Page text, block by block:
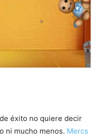
éxito no quiere decir
ni mucho menos. Mercs